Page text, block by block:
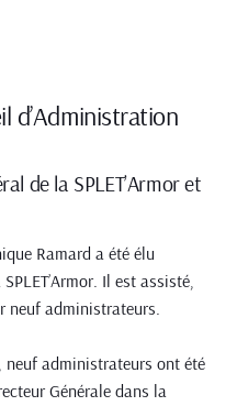
d’Administration
de la SPLET’Armor et
Ramard a été élu
Il est assisté,
neuf administrateurs.
neuf administrateurs ont été
Générale dans la